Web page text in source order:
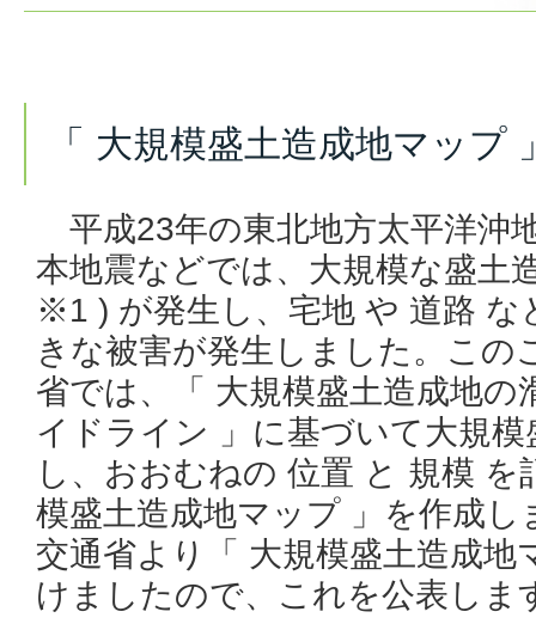
「 大規模盛土造成地マップ
平成23年の東北地方太平洋沖
本地震などでは、大規模な盛土
※1 ) が発生し、宅地 や 道路 な
きな被害が発生しました。この
省では、「 大規模盛土造成地の
イドライン 」に基づいて大規模
し、おおむねの 位置 と 規模 を
模盛土造成地マップ 」を作成し
交通省より「 大規模盛土造成地
けましたので、これを公表しま